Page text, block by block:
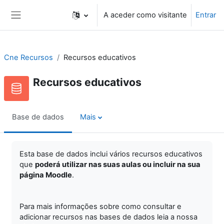
A aceder como visitante Entrar
Cne Recursos Recursos educativos
Recursos educativos
Base de dados Mais
Esta base de dados inclui vários recursos educativos
que poderá utilizar nas suas aulas ou incluir na sua
página Moodle.
Para mais informações sobre como consultar e
adicionar recursos nas bases de dados leia a nossa